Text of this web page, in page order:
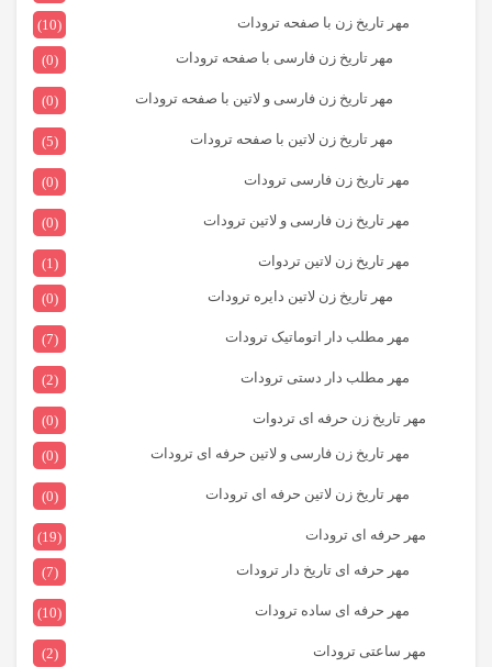
مهر تاریخ زن با صفحه ترودات
(10)
مهر تاریخ زن فارسی با صفحه ترودات
(0)
مهر تاریخ زن فارسی و لاتین با صفحه ترودات (0)
مهر تاریخ زن لاتین با صفحه ترودات (5)
مهر تاریخ زن فارسی ترودات (0)
مهر تاریخ زن فارسی و لاتین ترودات (0)
مهر تاریخ زن لاتین تردوات
(1)
مهر تاریخ زن لاتین دایره ترودات
(0)
مهر مطلب دار اتوماتیک ترودات (7)
مهر مطلب دار دستی ترودات (2)
مهر تاریخ زن حرفه ای تردوات
(0)
مهر تاریخ زن فارسی و لاتین حرفه ای ترودات
(0)
مهر تاریخ زن لاتین حرفه ای ترودات (0)
مهر حرفه ای ترودات
(19)
مهر حرفه ای تاریخ دار ترودات
(7)
مهر حرفه ای ساده ترودات (10)
مهر ساعتی ترودات (2)